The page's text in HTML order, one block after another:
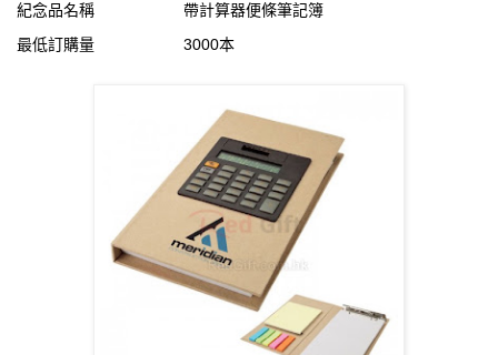
紀念品名稱
帶計算器便條筆記簿
最低訂購量
3000本